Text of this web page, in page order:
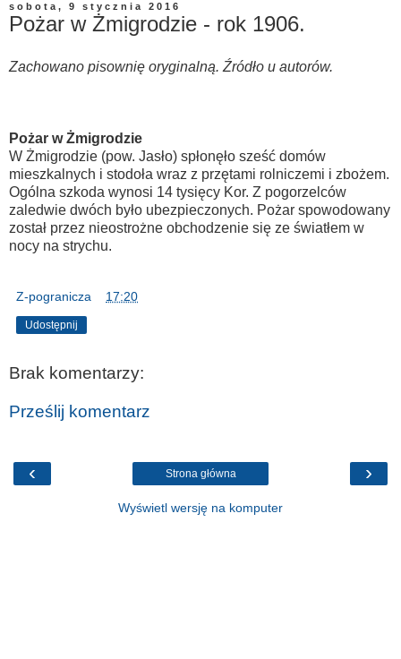
sobota, 9 stycznia 2016
Pożar w Żmigrodzie - rok 1906.
Zachowano pisownię oryginalną. Źródło u autorów.
Pożar w Żmigrodzie
W Żmigrodzie (pow. Jasło) spłonęło sześć domów
mieszkalnych i stodoła wraz z przętami rolniczemi i zbożem.
Ogólna szkoda wynosi 14 tysięcy Kor. Z pogorzelców
zaledwie dwóch było ubezpieczonych. Pożar spowodowany
został przez nieostrożne obchodzenie się ze światłem w
nocy na strychu.
Z-pogranicza 17:20
Udostępnij
Brak komentarzy:
Prześlij komentarz
‹ ›
Strona główna
Wyświetl wersję na komputer